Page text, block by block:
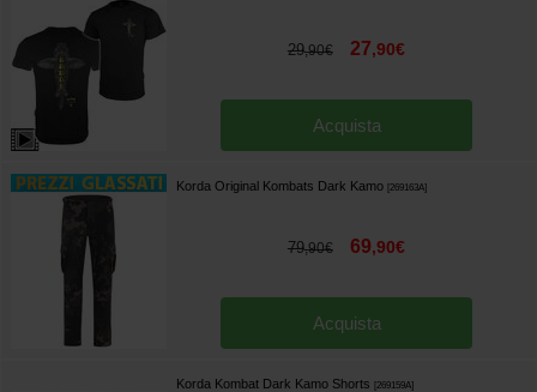
29,90€ 27,90€
Acquista
Korda Original Kombats Dark Kamo 269163A]
79,90€ 69,90€
Acquista
Korda Kombat Dark Kamo Shorts 269159A]